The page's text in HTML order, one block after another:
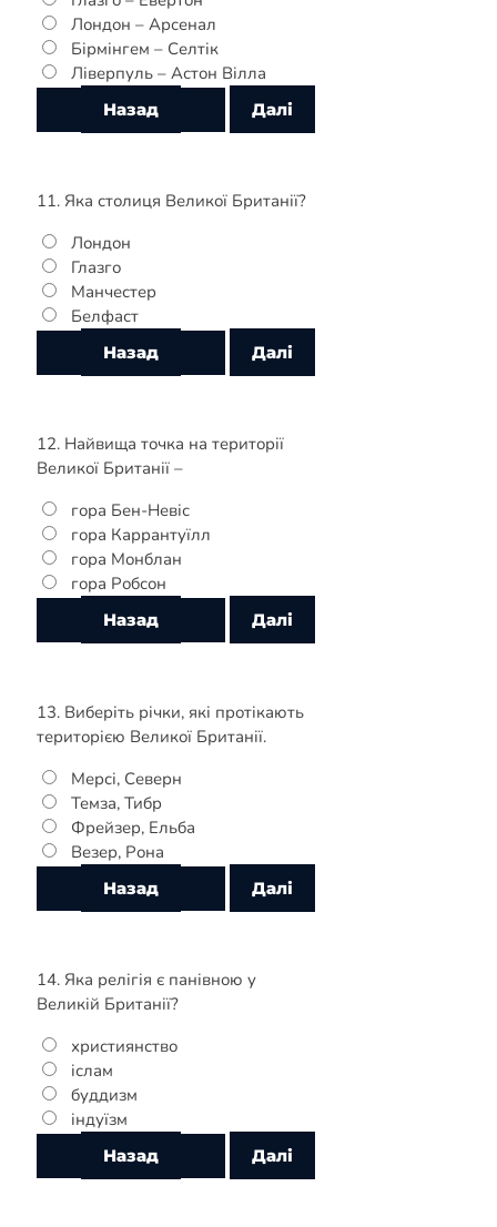
Лондон – Арсенал
Бірмінгем – Селтік
Ліверпуль – Астон Вілла
11. Яка столиця Великої Британії?
Лондон
Глазго
Манчестер
Белфаст
12. Найвища точка на території
Великої Британії –
гора Бен-Невіс
гора Каррантуїлл
гора Монблан
гора Робсон
13. Виберіть річки, які протікають
територією Великої Британії.
Мерсі, Северн
Темза, Тибр
Фрейзер, Ельба
Везер, Рона
14. Яка релігія є панівною у
Великій Британії?
християнство
іслам
буддизм
індуїзм